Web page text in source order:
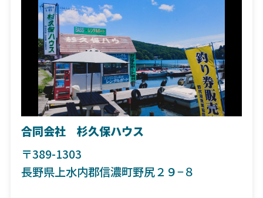
合同会社 杉久保ハウス
〒389-1303
長野県上水内郡信濃町野尻２９−８